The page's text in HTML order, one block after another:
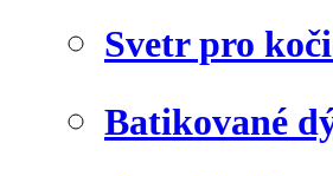
Svetr pro
Batikované